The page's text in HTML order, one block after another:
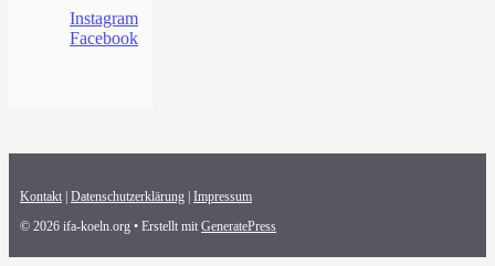
Instagram
Facebook
Kontakt Datenschutzerklärung Impressum
© 2026 ifa-koeln.org • Erstellt mit GeneratePress